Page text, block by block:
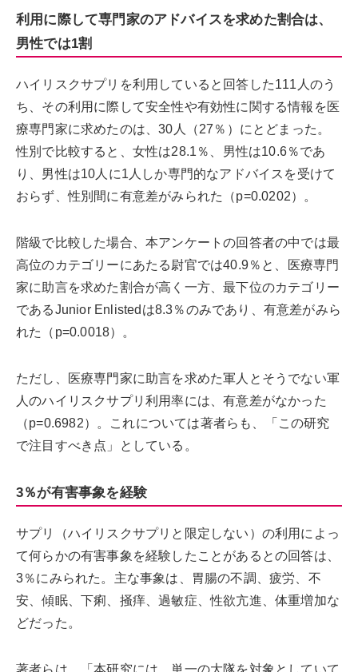
利用に際して専門家のアドバイスを求めた割合は、
男性では1割
ハイリスクサプリを利用していると回答した111人のう
ち、その利用に際して安全性や有効性に関する情報を医
療専門家に求めたのは、30人（27％）にとどまった。
性別で比較すると、女性は28.1％、男性は10.6％であ
り、男性は10人に1人しか専門的なアドバイスを受けて
おらず、性別間に有意差がみられた（p=0.0202）。
階級で比較した場合、本アンケートの回答者の中では最
高位のカテゴリーにあたる尉官では40.9％と、医療専門
家に助言を求めた割合が高く一方、最下位のカテゴリー
であるJunior Enlistedは8.3％のみであり、有意差がみら
れた（p=0.0018）。
ただし、医療専門家に助言を求めた軍人とそうでない軍
人のハイリスクサプリ利用率には、有意差がなかった
（p=0.6982）。これについては著者らも、「この研究
で注目すべき点」としている。
3％が有害事象を経験
サプリ（ハイリスクサプリと限定しない）の利用によっ
て何らかの有害事象を経験したことがあるとの回答は、
3％にみられた。主な事象は、胃腸の不調、疲労、不
安、傾眠、下痢、掻痒、過敏症、性欲亢進、体重増加な
どだった。
著者らは、「本研究には、単一の大隊を対象としていて